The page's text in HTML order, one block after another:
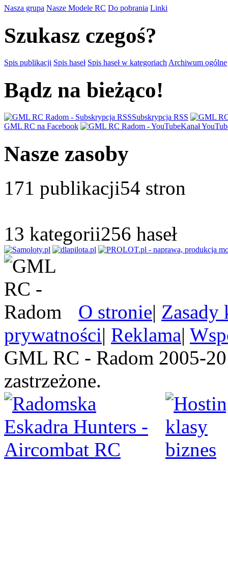
Nasza grupa Nasze Modele RC Do pobrania Linki
Szukasz czegoś?
Spis publikacji Spis haseł Spis haseł w kategoriach Archiwum ogólne
Bądz na bieżąco!
Subskrypcja RSS
GML RC na Facebook
Kanał
Nasze zasoby
171 publikacji54 stron
13 kategorii256 haseł
O stronie| Zasady
prywatności| Reklama|
GML RC - Radom 2005-
zastrzeżone.